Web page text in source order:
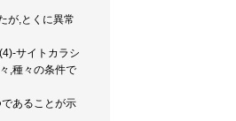
が,とくに異常
サイトカラシ
,種々の条件で
あることが示